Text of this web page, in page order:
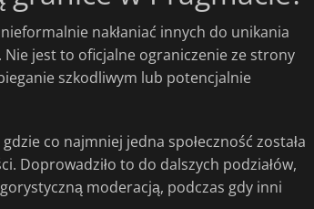
nakłaniać innych do unikania
jest to oficjalne ograniczenie ze strony
szkodliwym lub potencjalnie
co najmniej jedna społeczność została
Doprowadziło to do dalszych podziałów,
moderacją, podczas gdy inni